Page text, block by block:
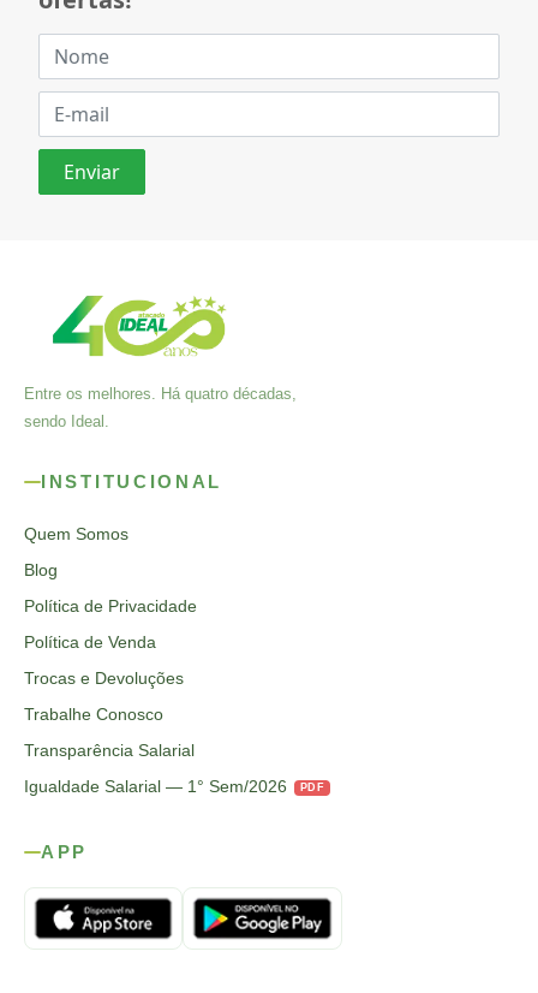
Entre os melhores. Há quatro décadas,
sendo Ideal.
INSTITUCIONAL
Quem Somos
Blog
Política de Privacidade
Política de Venda
Trocas e Devoluções
Trabalhe Conosco
Transparência Salarial
Igualdade Salarial — 1° Sem/2026
PDF
APP